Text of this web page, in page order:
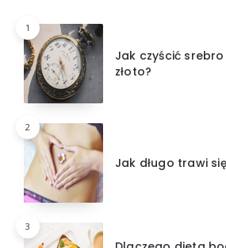
1
Jak czyścić
złoto?
2
Jak długo trawi
3